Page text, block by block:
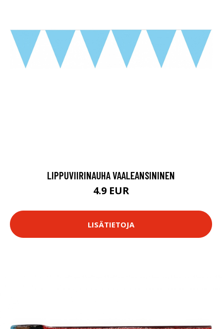
LIPPUVIIRINAUHA VAALEANSININEN
4.9 EUR
LISÄTIETOJA